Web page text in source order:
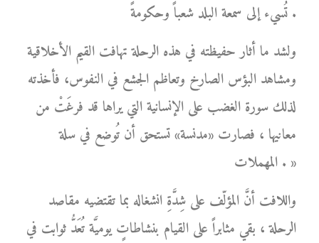
تُسيء إلى سمعة البلد شعباً وحكومةً .
ولشد ما أثار حفيظته في هذه الرحلة تهافت القيم الأخلاقية
ومشاهد البؤس الصارخ وتعاظم الجشع في النفوس، فأخذته
لذلك سورة الغضب على الإنسانية التي يراها قد فرغَتْ من
معانيها ، فصارت «مدنسة» تستحق أن تُوضع في سلة
المهملات . »
واللافت أنَّ المؤلّف على شِدَّةِ انشغاله بما تقتضيه مقاصد
الرحلة ، بقي مثابراً على القيام بنشاطاتٍ يوميَّة تُعَدُّ ثوابت في